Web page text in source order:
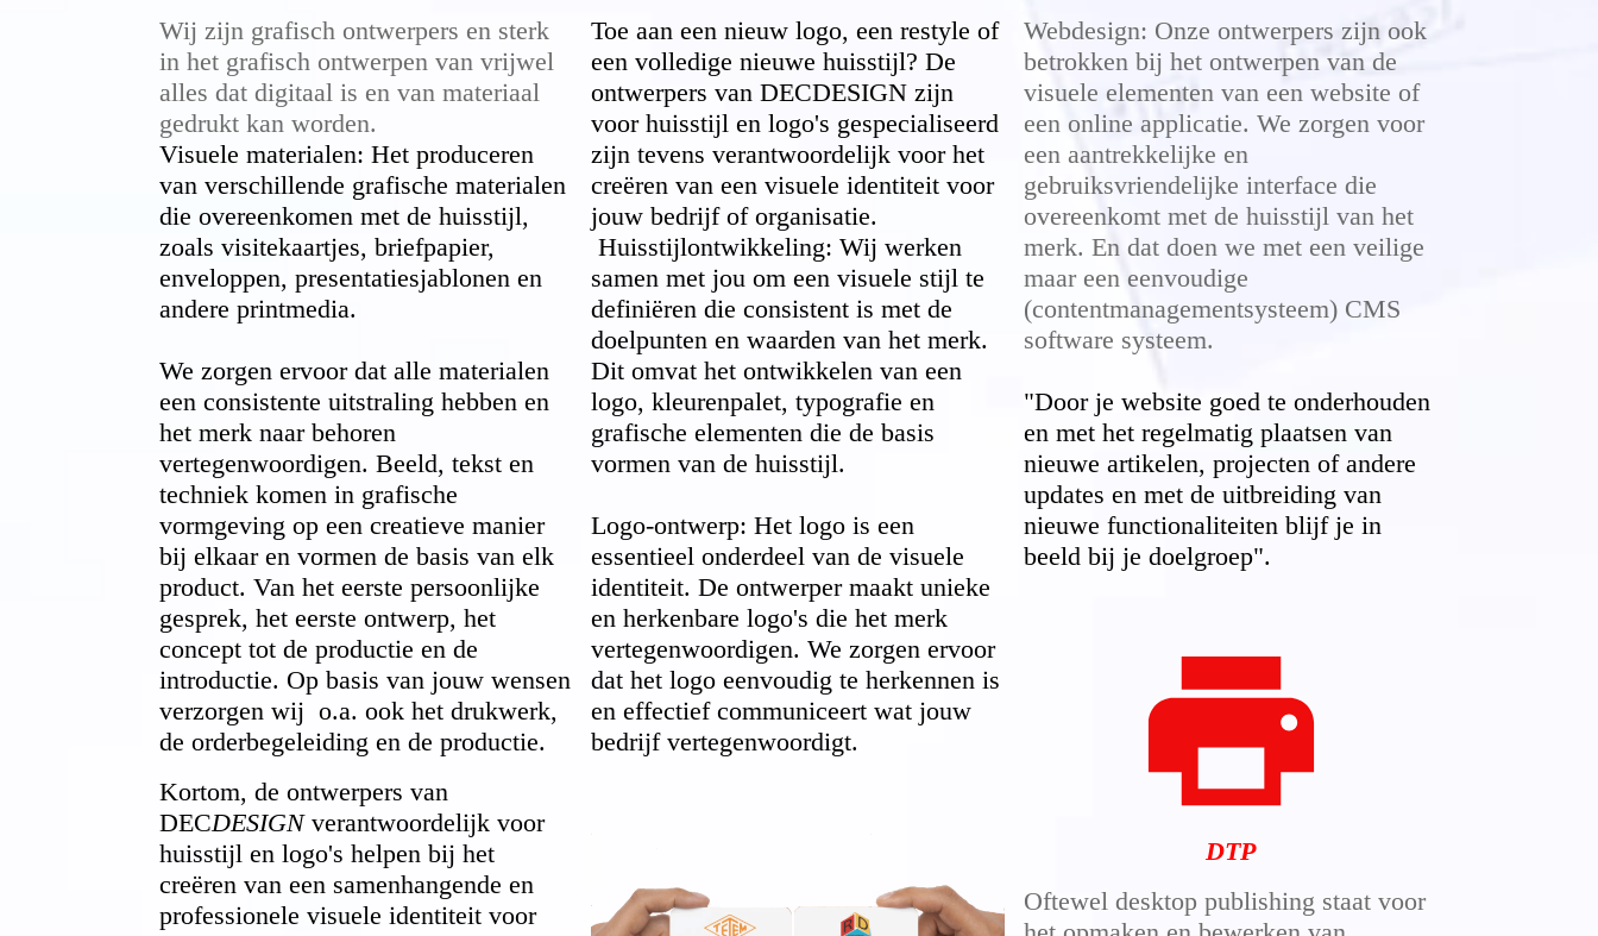
Wij zijn grafisch ontwerpers en sterk
in het grafisch ontwerpen van vrijwel
alles dat digitaal is en van materiaal
gedrukt kan worden.
Visuele materialen: Het produceren
van verschillende grafische materialen
die overeenkomen met de huisstijl,
zoals visitekaartjes, briefpapier,
enveloppen, presentatiesjablonen en
andere printmedia.
We zorgen ervoor dat alle materialen
een consistente uitstraling hebben en
het merk naar behoren
vertegenwoordigen.Beeld, tekst en
techniek komen in grafische
vormgeving op een creatieve manier
bij elkaar en vormen de basis van elk
product. Van het eerste persoonlijke
gesprek, het eerste ontwerp, het
concept tot de productie en de
introductie. Op basis van jouw wensen
verzorgen wij o.a. ook het drukwerk,
de orderbegeleiding en de productie.
Kortom, de ontwerpers van
DECDESIGNverantwoordelijk voor
huisstijl en logo's helpen bij het
creëren van een samenhangende en
professionele visuele identiteit voor
Toe aan een nieuw logo, een restyle of
een volledige nieuwe huisstijl? De
ontwerpers van DECDESIGN zijn
voor huisstijl en logo's gespecialiseerd
zijn tevens verantwoordelijk voor het
creëren van een visuele identiteit voor
jouw bedrijf of organisatie.
Huisstijlontwikkeling: Wij werken
samen met jou om een ​​visuele stijl te
definiëren die consistent is met de
doelpunten en waarden van het merk.
Dit omvat het ontwikkelen van een
logo, kleurenpalet, typografie en
grafische elementen die de basis
vormen van de huisstijl.
Logo-ontwerp: Het logo is een
essentieel onderdeel van de visuele
identiteit. De ontwerper maakt unieke
en herkenbare logo's die het merk
vertegenwoordigen. We zorgen ervoor
dat het logo eenvoudig te herkennen is
en effectief communiceert wat jouw
bedrijf vertegenwoordigt.
Webdesign: Onze ontwerpers zijn ook
betrokken bij het ontwerpen van de
visuele elementen van een website of
een online applicatie. We zorgen voor
een aantrekkelijke en
gebruiksvriendelijke interface die
overeenkomt met de huisstijl van het
merk. En dat doen we met een veilige
maar een eenvoudige
(contentmanagementsysteem) CMS
software systeem.
"Door je website goed te onderhouden
en met het regelmatig plaatsen van
nieuwe artikelen, projecten of andere
updates en met de uitbreiding van
nieuwe functionaliteiten blijf je in
beeld bij je doelgroep".
DTP
Oftewel desktop publishing staat voor